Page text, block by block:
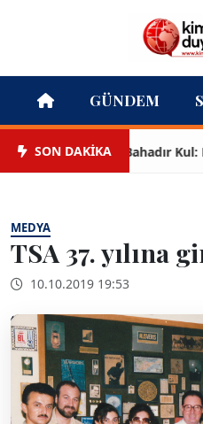
GÜNDEM
SON DAKİKABahadır Kul:
MEDYA
TSA 37. yılına
10.10.2019 19:53